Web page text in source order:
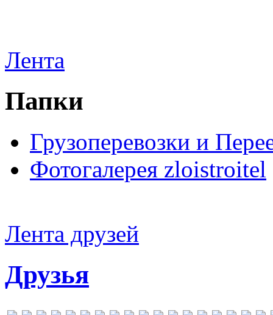
Лента
Папки
Грузоперевозки и
Фотогалерея zloistroitel
Лента друзей
Друзья